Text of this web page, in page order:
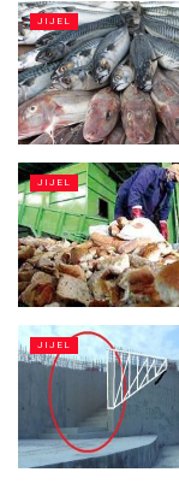
JIJEL
JIJEL
JIJEL